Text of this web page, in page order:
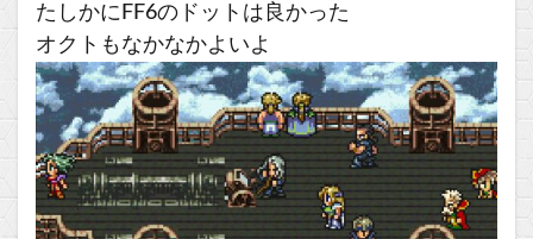
たしかにFF6のドットは良かった
オクトもなかなかよいよ